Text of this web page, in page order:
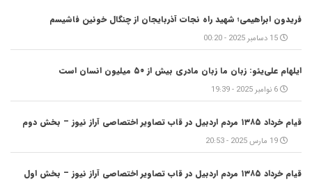
فریدون ابراهیمی؛ شهید راه نجات آذربایجان از چنگال خونین فاشیسم
15 دسامبر 2025 - 00:20
ایلهام علی‌یئو: زبان ما زبان مادری بیش از ۵۰ میلیون انسان است
6 نوامبر 2025 - 19:39
قیام خرداد ۱۳۸۵ مردم اردبیل در قاب تصاویر اختصاصی آراز نیوز – بخش دوم
19 مارس 2025 - 20:53
قیام خرداد ۱۳۸۵ مردم اردبیل در قاب تصاویر اختصاصی آراز نیوز – بخش اول